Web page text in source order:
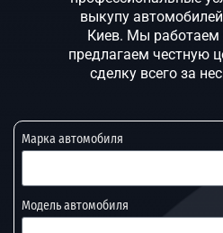
выкупу
Киев. Мы работаем
предлагаем честную
сделку всего за
Марка автомобиля
Модель автомобиля